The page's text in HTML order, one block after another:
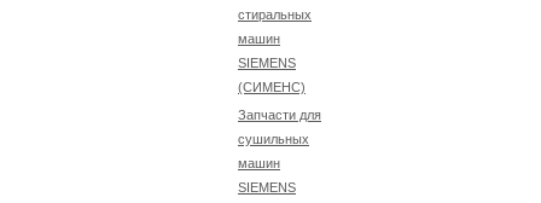
стиральных
машин
SIEMENS
(СИМЕНС)
Запчасти для
сушильных
машин
SIEMENS